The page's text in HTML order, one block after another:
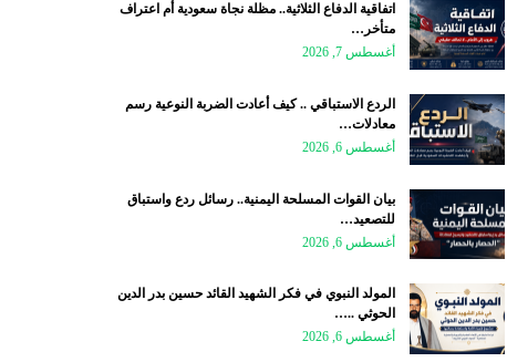
اتفاقية الدفاع الثلاثية.. مظلة نجاة سعودية أم اعتراف
متأخر…
أغسطس 7, 2026
الردع الاستباقي .. كيف أعادت الضربة النوعية رسم
معادلات…
أغسطس 6, 2026
بيان القوات المسلحة اليمنية.. رسائل ردع واستباق
للتصعيد…
أغسطس 6, 2026
المولد النبوي في فكر الشهيد القائد حسين بدر الدين
الحوثي ..…
أغسطس 6, 2026